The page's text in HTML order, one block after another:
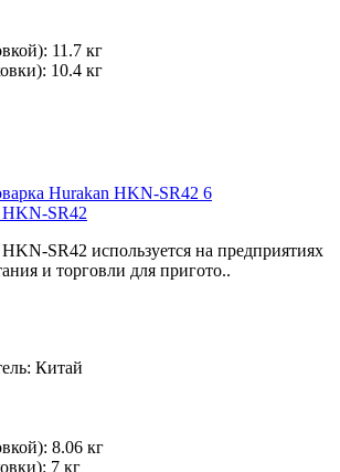
11.7 кг
10.4 кг
HKN-SR42
SR42 используется на предприятиях
и торговли для пригото..
Китай
8.06 кг
7 кг